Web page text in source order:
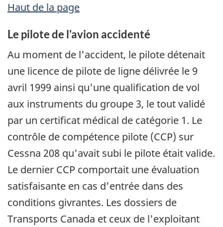
Haut de la page
Le pilote de l'avion accidenté
Au moment de l'accident, le pilote détenait
une licence de pilote de ligne délivrée le 9
avril 1999 ainsi qu'une qualification de vol
aux instruments du groupe 3, le tout validé
par un certificat médical de catégorie 1. Le
contrôle de compétence pilote (CCP) sur
Cessna 208 qu'avait subi le pilote était valide.
Le dernier CCP comportait une évaluation
satisfaisante en cas d'entrée dans des
conditions givrantes. Les dossiers de
Transports Canada et ceux de l'exploitant